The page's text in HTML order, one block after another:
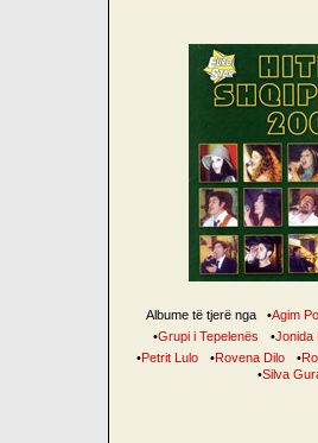
Albume të tjerë nga •Agim
•Grupi i Tepelenës •Jonida
•Petrit Lulo •Rovena Dilo •
•Silva